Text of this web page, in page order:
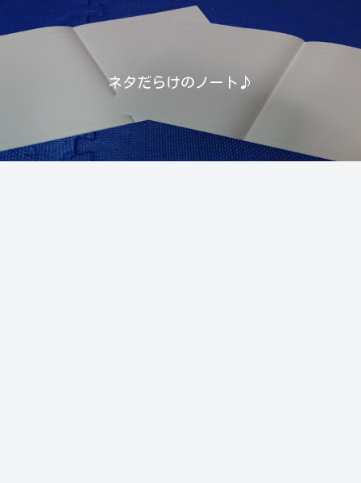
ネタだらけのノート♪